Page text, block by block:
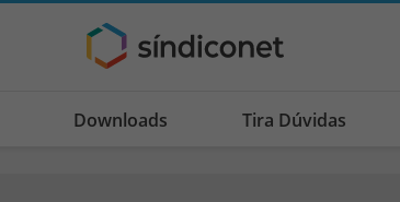
Downloads Tira Dúvidas